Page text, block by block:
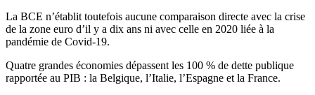
La BCE n’établit toutefois aucune comparaison directe avec la crise
de la zone euro d’il y a dix ans ni avec celle en 2020 liée à la
pandémie de Covid-19.
Quatre grandes économies dépassent les 100 % de dette publique
rapportée au PIB : la Belgique, l’Italie, l’Espagne et la France.